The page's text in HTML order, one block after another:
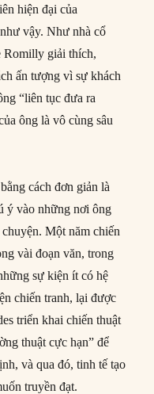
hiện đại của
vậy. Như nhà cổ
Romilly giải thích,
ấn tượng vì sự khách
“liên tục đưa ra
ông là vô cùng sâu
cách đơn giản là
ý vào những nơi ông
Một năm chiến
vài đoạn văn, trong
sự kiện ít có hệ
chiến tranh, lại được
triển khai chiến thuật
thuật cực hạn” để
và qua đó, tinh tế tạo
truyền đạt.